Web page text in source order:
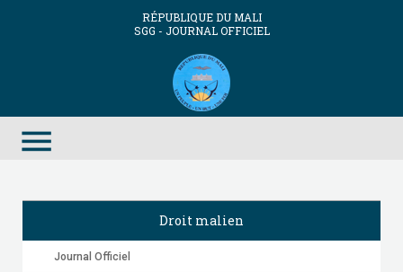
RÉPUBLIQUE DU MALI
SGG - JOURNAL OFFICIEL
menu
Droit malien
Journal Officiel